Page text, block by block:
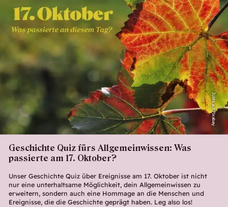
Julita auf Pixabay
Geschichte Quiz fürs Allgemeinwissen: Was
passierte am 17. Oktober?
Unser Geschichte Quiz über Ereignisse am 17. Oktober ist nicht
nur eine unterhaltsame Möglichkeit, dein Allgemeinwissen zu
erweitern, sondern auch eine Hommage an die Menschen und
Ereignisse, die die Geschichte geprägt haben. Leg also los!